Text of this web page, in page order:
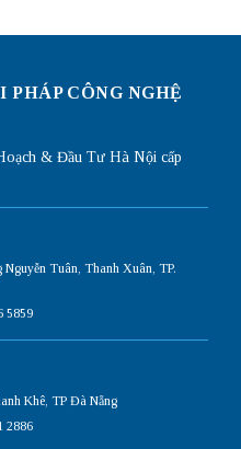
PHÁP CÔNG NGHỆ
& Đầu Tư Hà Nội cấp
Tuân, Thanh Xuân, TP.
5859
Khê, TP Đà Nẵng
2886